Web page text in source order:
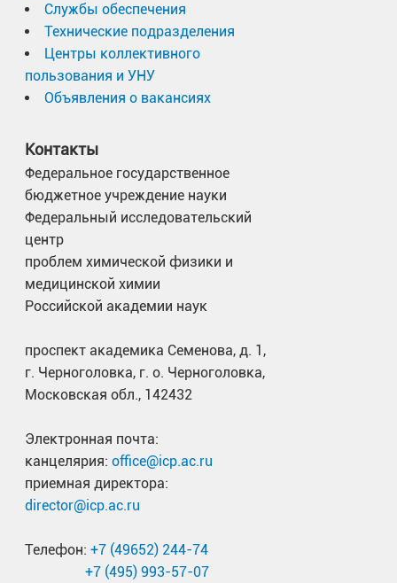
Службы обеспечения
Технические подразделения
Центры коллективного
пользования и УНУ
Объявления о вакансиях
Контакты
Федеральное государственное
бюджетное учреждение науки
Федеральный исследовательский
центр
проблем химической физики и
медицинской химии
Российской академии наук
проспект академика Семенова, д. 1,
г. Черноголовка, г. о. Черноголовка,
Московская обл., 142432
Электронная почта:
канцелярия: office@icp.ac.ru
приемная директора:
director@icp.ac.ru
Телефон: +7 (49652) 244-74
+7 (495) 993-57-07